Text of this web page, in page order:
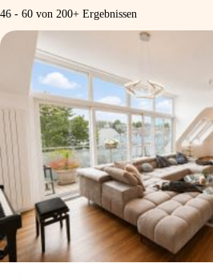
46 - 60 von 200+ Ergebnissen